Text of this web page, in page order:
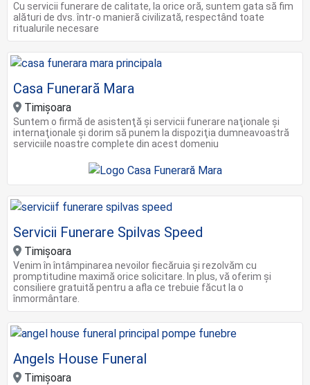
Cu servicii funerare de calitate, la orice oră, suntem gata să fim
alături de dvs. într-o manieră civilizată, respectând toate
ritualurile necesare
Casa Funerară Mara
Timișoara
Suntem o firmă de asistenţă şi servicii funerare naţionale şi
internaţionale şi dorim să punem la dispoziţia dumneavoastră
serviciile noastre complete din acest domeniu
Servicii Funerare Spilvas Speed
Timișoara
Venim în întâmpinarea nevoilor fiecăruia și rezolvăm cu
promptitudine maximă orice solicitare. In plus, vă oferim și
consiliere gratuită pentru a afla ce trebuie făcut la o
înmormântare.
Angels House Funeral
Timișoara